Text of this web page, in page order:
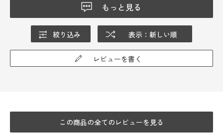
もっと見る
絞り込み 表示：新しい順
レビューを書く
この商品の全てのレビューを見る